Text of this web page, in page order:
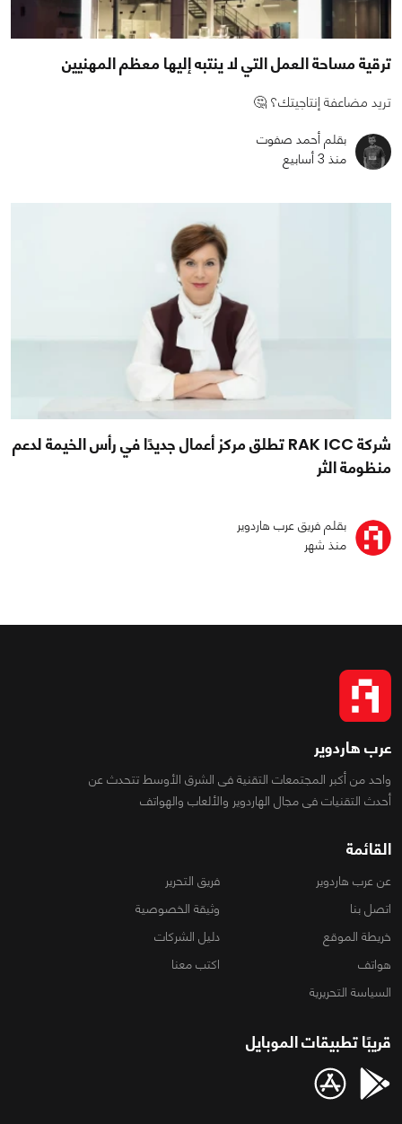
ترقية مساحة العمل التي لا ينتبه إليها معظم المهنيين
تريد مضاعفة إنتاجيتك؟ 🤔
بقلم أحمد صفوت
منذ 3 أسابيع
شركة RAK ICC تطلق مركز أعمال جديدًا في رأس الخيمة لدعم
منظومة الثر
بقلم فريق عرب هاردوير
منذ شهر
عرب هاردوير
واحد من أكبر المجتمعات التقنية فى الشرق الأوسط تتحدث عن
أحدث التقنيات فى مجال الهاردوير والألعاب والهواتف
القائمة
عن عرب هاردوير
فريق التحرير
اتصل بنا
وثيقة الخصوصية
خريطة الموقع
دليل الشركات
هواتف
اكتب معنا
السياسة التحريرية
قريبًا تطبيقات الموبايل